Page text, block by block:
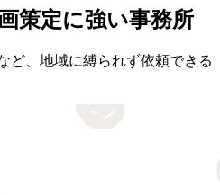
策定に強い事務所
ど、地域に縛られず依頼できる